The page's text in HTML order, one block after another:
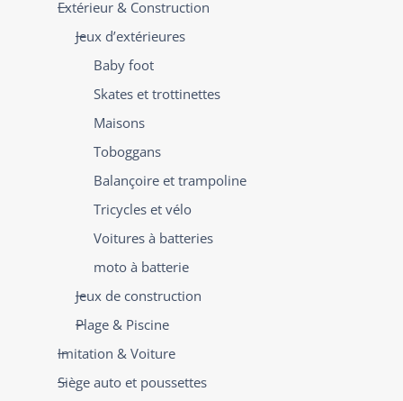
Extérieur & Construction
Jeux d’extérieures
Baby foot
Skates et trottinettes
Maisons
Toboggans
Balançoire et trampoline
Tricycles et vélo
Voitures à batteries
moto à batterie
Jeux de construction
Plage & Piscine
Imitation & Voiture
Siège auto et poussettes